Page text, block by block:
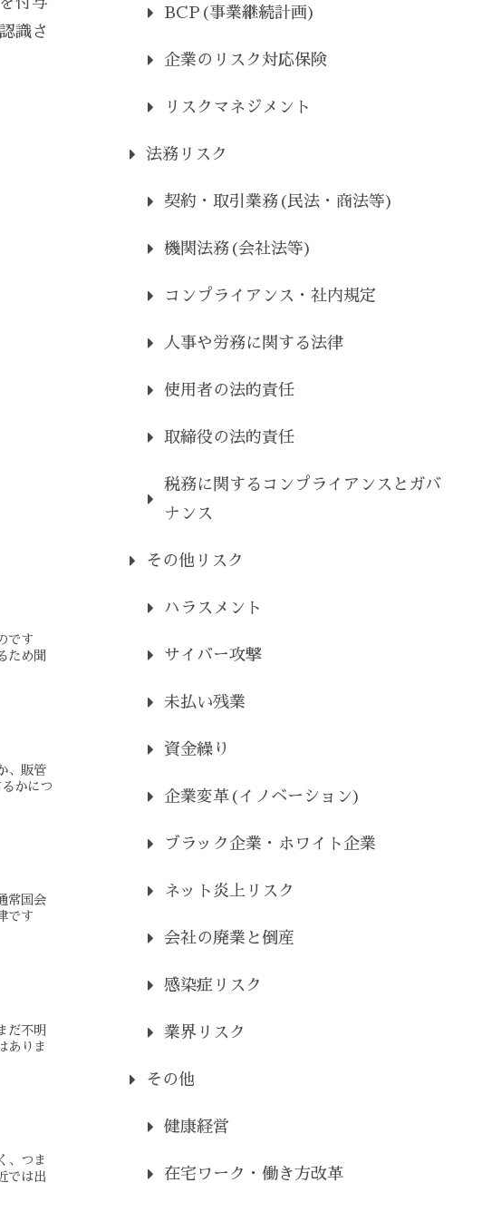
識さ
です
ため聞
、販管
かにつ
常国会
です
だ不明
ありま
、つま
では出
BCP(事業継続計画)
企業のリスク対応保険
リスクマネジメント
法務リスク
契約・取引業務(民法・商法等)
機関法務(会社法等)
コンプライアンス・社内規定
人事や労務に関する法律
使用者の法的責任
取締役の法的責任
税務に関するコンプライアンスとガバ
ナンス
その他リスク
ハラスメント
サイバー攻撃
未払い残業
資金繰り
企業変革(イノベーション)
ブラック企業・ホワイト企業
ネット炎上リスク
会社の廃業と倒産
感染症リスク
業界リスク
その他
健康経営
在宅ワーク・働き方改革